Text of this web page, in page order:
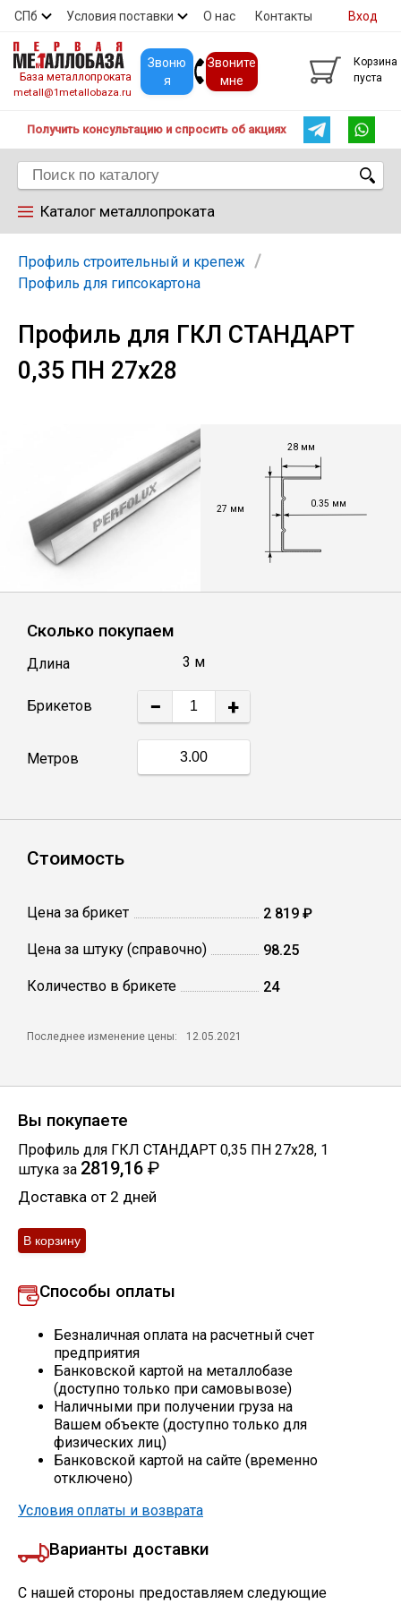
СПб Условия поставки О нас Контакты
Скидки Прайс Покупателям
Вход
База металлопроката
metall@1metallobaza.ru
Звоню
я
Звоните
мне
Корзина
пуста
Получить консультацию и спросить об акциях
Каталог металлопроката
Арматура
Труба
Уголок
Балка
Квадрат
Катанка
Столбы заборные
Электроды
Проволока
Остальное
Нержавейка
Алюминиевый прокат
Профиль строительный и крепеж
Профиль для гипсокартона
Профиль для ГКЛ СТАНДАРТ
0,35 ПН 27х28
28 мм
27 мм 0.35 мм
Сколько покупаем
Длина 3 м
− +
Метров
Стоимость
Цена за брикет 2 819 ₽
Цена за штуку (справочно) 98.25
Количество в брикете 24
Последнее изменение цены: 12.05.2021
Вы покупаете
Профиль для ГКЛ СТАНДАРТ 0,35 ПН 27х28, 1
штука за 2819,16 ₽
Доставка от 2 дней
Способы оплаты
Безналичная оплата на расчетный счет
предприятия
Банковской картой на металлобазе
(доступно только при самовывозе)
Наличными при получении груза на
Вашем объекте (доступно только для
физических лиц)
Банковской картой на сайте (временно
отключено)
Условия оплаты и возврата
Варианты доставки
С нашей стороны предоставляем следующие